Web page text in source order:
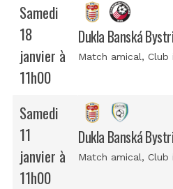
Samedi
18
janvier à
11h00
Dukla Banská
Match amical, Club
Samedi
11
janvier à
11h00
Dukla Banská
Match amical, Club